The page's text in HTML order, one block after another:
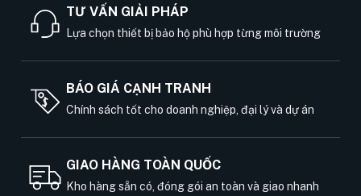
TƯ VẤN GIẢI PHÁP
Lựa chọn thiết bị bảo hộ phù hợp từng môi trường
BÁO GIÁ CẠNH TRANH
Chính sách tốt cho doanh nghiệp, đại lý và dự án
GIAO HÀNG TOÀN QUỐC
Kho hàng sẵn có, đóng gói an toàn và giao nhanh